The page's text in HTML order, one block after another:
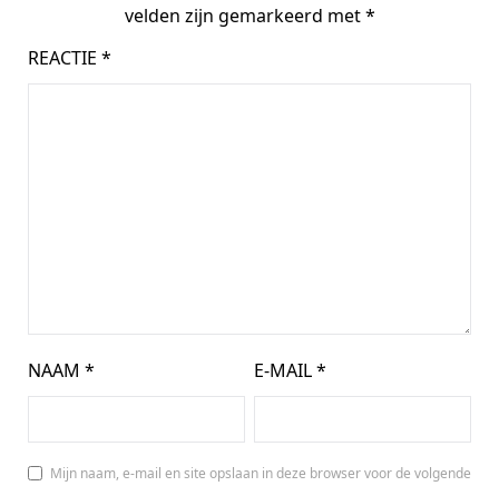
velden zijn gemarkeerd met*
REACTIE *
NAAM * E-MAIL*
Mijn naam, e-mail en site opslaan in deze browser voor de volgende